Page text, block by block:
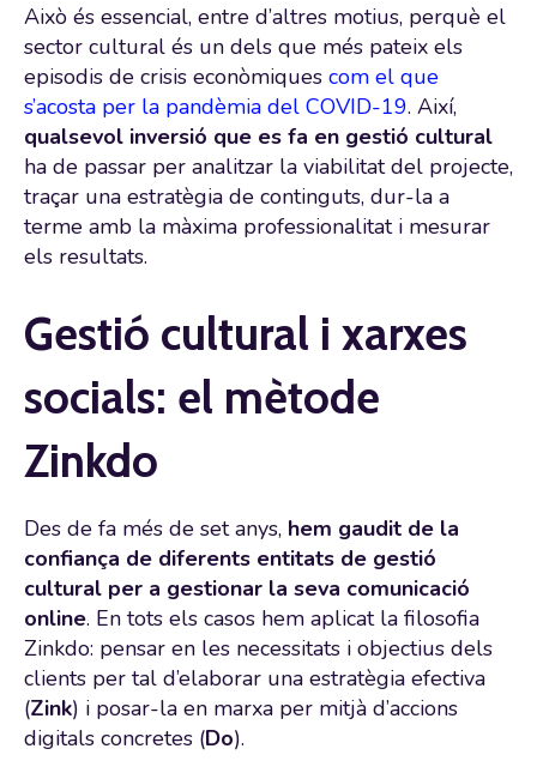
Això és essencial, entre d’altres motius, perquè el
sector cultural és un dels que més pateix els
episodis de crisis econòmiques com el que
s’acosta per la pandèmia del COVID-19. Així,
qualsevol inversió que es fa en gestió cultural
ha de passar per analitzar la viabilitat del projecte,
traçar una estratègia de continguts, dur-la a
terme amb la màxima professionalitat i mesurar
els resultats.
Gestió cultural i xarxes
socials: el mètode
Zinkdo
Des de fa més de set anys, hem gaudit de la
confiança de diferents entitats de gestió
cultural per a gestionar la seva comunicació
online. En tots els casos hem aplicat la filosofia
Zinkdo: pensar en les necessitats i objectius dels
clients per tal d’elaborar una estratègia efectiva
(Zink) i posar-la en marxa per mitjà d’accions
digitals concretes (Do).